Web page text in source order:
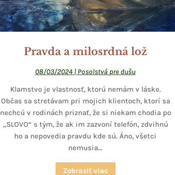
Pravda a milosrdná lož
08/03/2024 | Posolstvá pre dušu
Klamstvo je vlastnosť, ktorú nemám v láske.
Občas sa stretávam pri mojich klientoch, ktorí sa
nechcú v rodinách priznať, že si niekam chodia po
„SLOVO“ s tým, že ak im zazvoní telefón, zdvihnú
ho a nepovedia pravdu kde sú. Áno, všetci
nemusia...
Zobraziť viac